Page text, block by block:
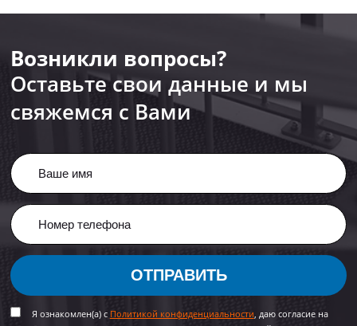
Возникли вопросы?
Оставьте свои данные и мы
свяжемся с Вами
ОТПРАВИТЬ
Я ознакомлен(а) с Политикой конфиденциальности, даю согласие на